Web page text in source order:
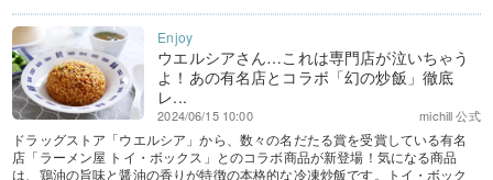
ウエルシアさん…これは専門店が泣いちゃう
よ！あの有名店とコラボ「幻の炒飯」徹底
レ...
michill 公式
2024/06/15 10:00
ドラッグストア「ウエルシア」から、数々の名だたる賞を受賞している有名
店「ラーメン屋 トイ・ボックス」とのコラボ商品が新登場！気になる商品
は、鶏油の旨味と醤油の香りが特徴の本格的な冷凍炒飯です。トイ・ボック